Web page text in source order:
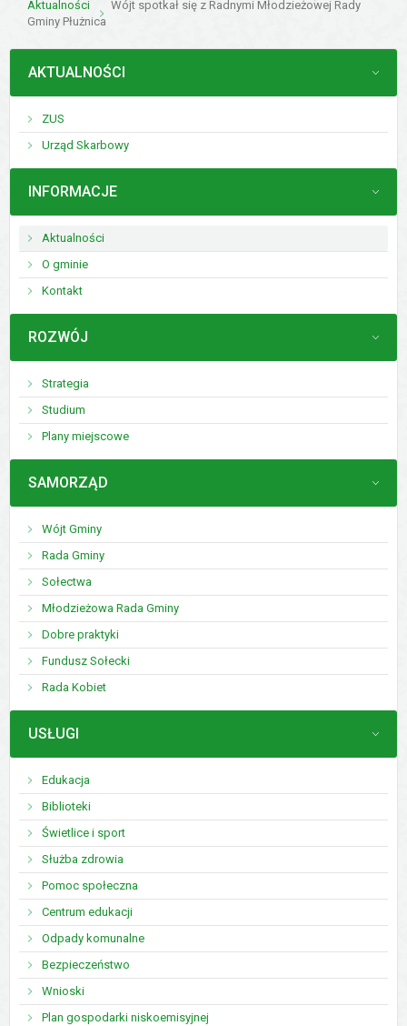
Aktualności
Wójt spotkał się z Radnymi Młodzieżowej Rady
Gminy Płużnica
MENU
AKTUALNOŚCI
ZUS
Urząd Skarbowy
MENU
INFORMACJE
Aktualności
O gminie
Kontakt
MENU
ROZWÓJ
Strategia
Studium
Plany miejscowe
MENU
SAMORZĄD
Wójt Gminy
Rada Gminy
Sołectwa
Młodzieżowa Rada Gminy
Dobre praktyki
Fundusz Sołecki
Rada Kobiet
MENU
USŁUGI
Edukacja
Biblioteki
Świetlice i sport
Służba zdrowia
Pomoc społeczna
Centrum edukacji
Odpady komunalne
Bezpieczeństwo
Wnioski
Plan gospodarki niskoemisyjnej